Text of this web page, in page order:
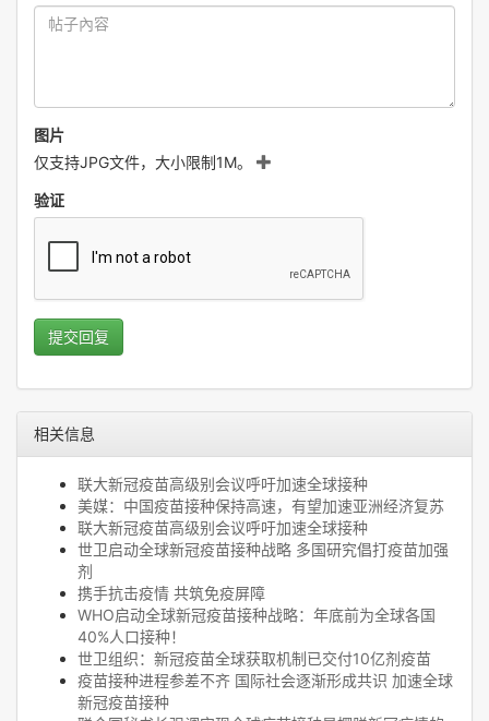
图片
仅支持JPG文件，大小限制1M。
验证
提交回复
相关信息
联大新冠疫苗高级别会议呼吁加速全球接种
美媒：中国疫苗接种保持高速，有望加速亚洲经济复苏
联大新冠疫苗高级别会议呼吁加速全球接种
世卫启动全球新冠疫苗接种战略 多国研究倡打疫苗加强
剂
携手抗击疫情 共筑免疫屏障
WHO启动全球新冠疫苗接种战略：年底前为全球各国
40%人口接种！
世卫组织：新冠疫苗全球获取机制已交付10亿剂疫苗
疫苗接种进程参差不齐 国际社会逐渐形成共识 加速全球
新冠疫苗接种